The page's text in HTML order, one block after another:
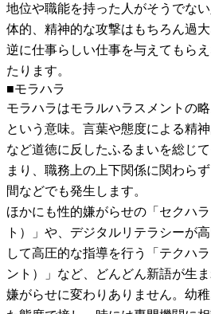
地位や職能を持った人がそうでな
体的、精神的な攻撃はもちろん過
逆に仕事らしい仕事を与えてもら
たります。
■モラハラ
モラハラはモラルハラスメントの
という意味。言葉や態度による精
など道徳に反したふるまいを総じ
まり、職務上の上下関係に関わら
間などでも発生します。
ほかにも性的嫌がらせの「セクハ
ト）」や、デジタルリテラシーが
して高圧的な指導を行う「テクハ
ント）」など、どんどん新語が生
嫌がらせに変わりありません。幼